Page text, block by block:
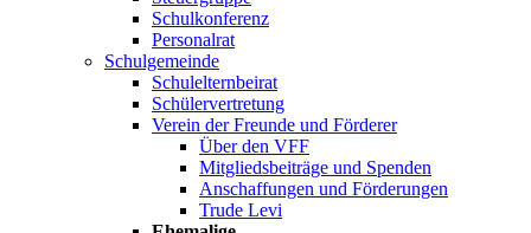
Schulkonferenz
Personalrat
Schulgemeinde
Schulelternbeirat
Schülervertretung
Verein der Freunde und Förderer
Über den VFF
Mitgliedsbeiträge und Spenden
Anschaffungen und Förderungen
Trude Levi